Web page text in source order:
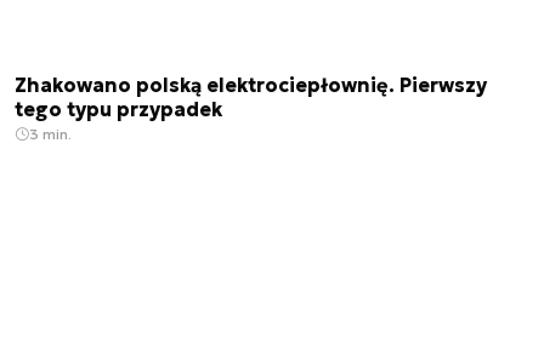
Zhakowano polską elektrociepłownię. Pierwszy
tego typu przypadek
3 min.